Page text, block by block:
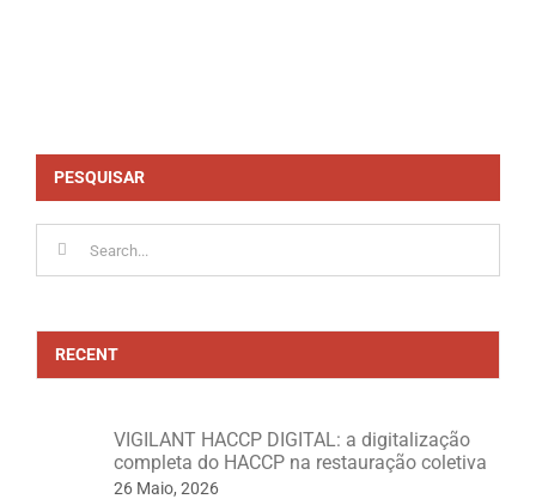
PESQUISAR
RECENT
VIGILANT HACCP DIGITAL: a digitalização
completa do HACCP na restauração coletiva
26 Maio, 2026